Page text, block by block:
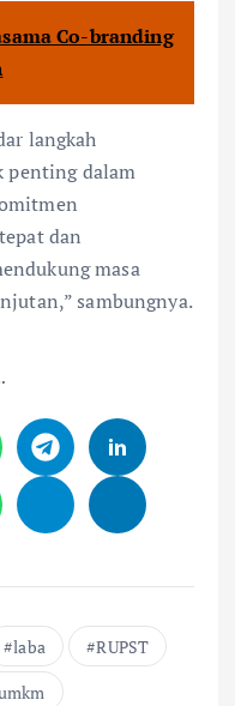
Co-branding
langkah
penting dalam
dan
masa
sambungnya.
laba
RUPST